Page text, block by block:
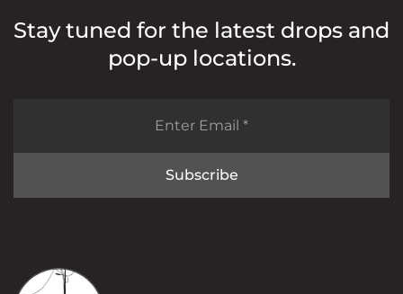
Stay tuned for the latest drops and
pop-up locations.